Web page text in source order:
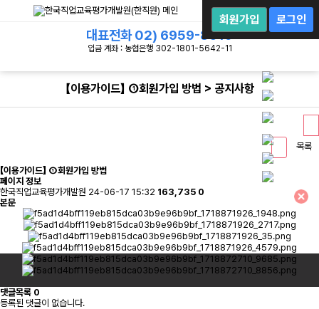
회
그
인
회원가입 로그인
대표전화02) 6959-8019
입금 계좌 : 농협은행 302-1801-5642-11
【이용가이드】 ①회원가입 방법 > 공지사항
목록
【이용가이드】 ①회원가입 방법
페이지 정보
한국직업교육평가개발원 24-06-17 15:32 163,735 0
본문
댓글목록 0
등록된 댓글이 없습니다.